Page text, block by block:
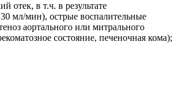
отек, в т.ч. в результате
мл/мин), острые воспалительные
аортального или митрального
состояние, печеночная кома);